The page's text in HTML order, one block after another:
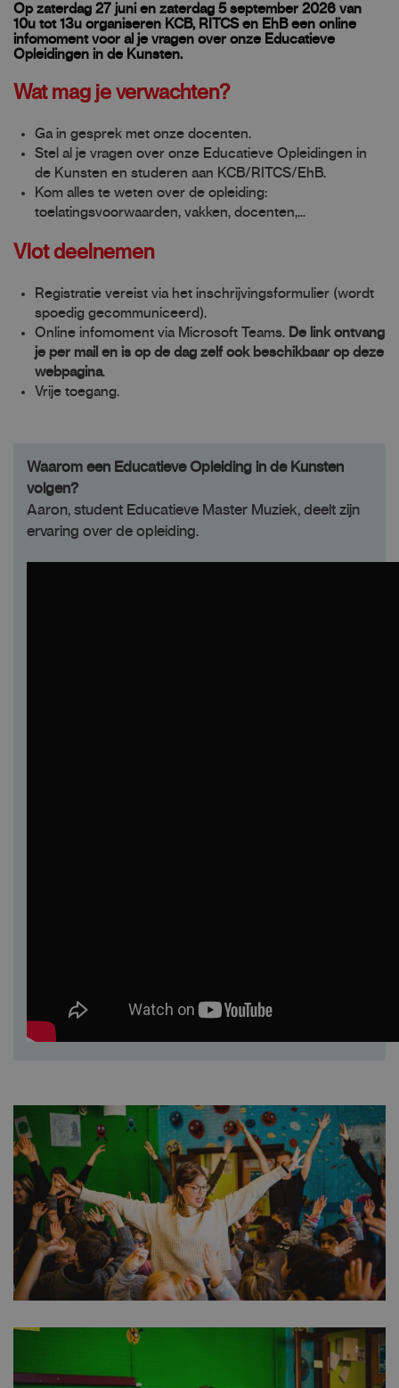
Op zaterdag 27 juni en zaterdag 5 september 2026 van
10u tot 13u organiseren KCB, RITCS en EhB een online
infomoment voor al je vragen over onze Educatieve
Opleidingen in de Kunsten.
Wat mag je verwachten?
Ga in gesprek met onze docenten.
Stel al je vragen over onze Educatieve Opleidingen in
de Kunsten en studeren aan KCB/RITCS/EhB.
Kom alles te weten over de opleiding:
toelatingsvoorwaarden, vakken, docenten,...
Vlot deelnemen
Registratie vereist via het inschrijvingsformulier (wordt
spoedig gecommuniceerd).
Online infomoment via Microsoft Teams. De link ontvang
je per mail en is op de dag zelf ook beschikbaar op deze
webpagina.
Vrije toegang.
Waarom een Educatieve Opleiding in de Kunsten
volgen?
Aaron, student Edu­catieve Mas­ter Muziek, deelt zijn
ervaring over de opleiding.